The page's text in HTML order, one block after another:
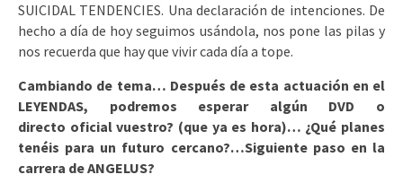
SUICIDAL TENDENCIES. Una declaración de intenciones. De
hecho a día de hoy seguimos usándola, nos pone las pilas y
nos recuerda que hay que vivir cada día a tope.
Cambiando de tema… Después de esta actuación en el
LEYENDAS, podremos esperar algún DVD o
directo oficial vuestro? (que ya es hora)… ¿Qué planes
tenéis para un futuro cercano?…Siguiente paso en la
carrera de ANGELUS?